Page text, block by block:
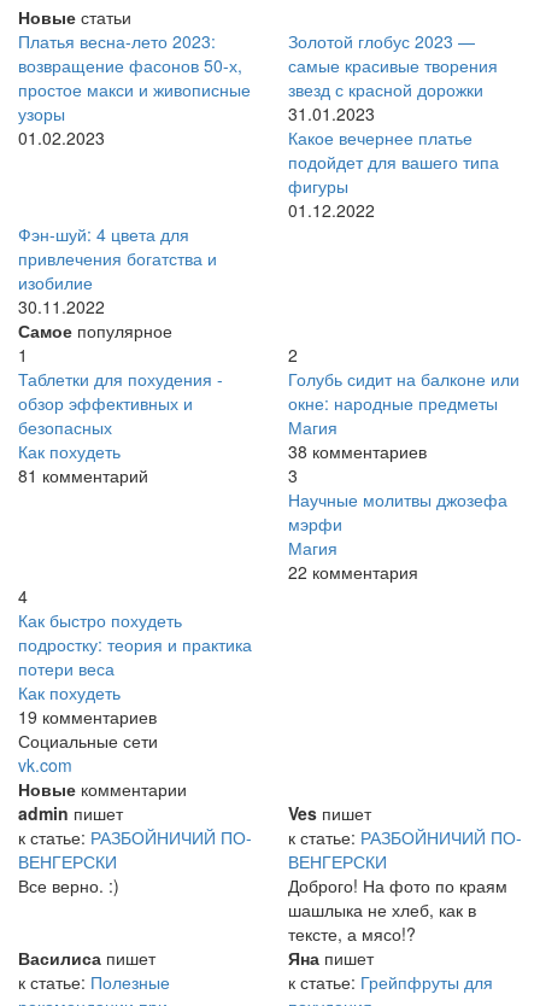
Новые статьи
Платья весна-лето 2023:
возвращение фасонов 50-х,
простое макси и живописные
узоры
01.02.2023
Золотой глобус 2023 —
самые красивые творения
звезд с красной дорожки
31.01.2023
Какое вечернее платье
подойдет для вашего типа
фигуры
01.12.2022
Фэн-шуй: 4 цвета для
привлечения богатства и
изобилие
30.11.2022
Самое популярное
1
Таблетки для похудения -
обзор эффективных и
безопасных
Как похудеть
81 комментарий
2
Голубь сидит на балконе или
окне: народные предметы
Магия
38 комментариев
3
Научные молитвы джозефа
мэрфи
Магия
22 комментария
4
Как быстро похудеть
подростку: теория и практика
потери веса
Как похудеть
19 комментариев
Социальные сети
vk.com
Новые комментарии
admin пишет
к статье: РАЗБОЙНИЧИЙ ПО-
ВЕНГЕРСКИ
Все верно. :)
Ves пишет
к статье: РАЗБОЙНИЧИЙ ПО-
ВЕНГЕРСКИ
Доброго! На фото по краям
шашлыка не хлеб, как в
тексте, а мясо!?
Василиса пишет
к статье: Полезные
Яна пишет
к статье: Грейпфруты для